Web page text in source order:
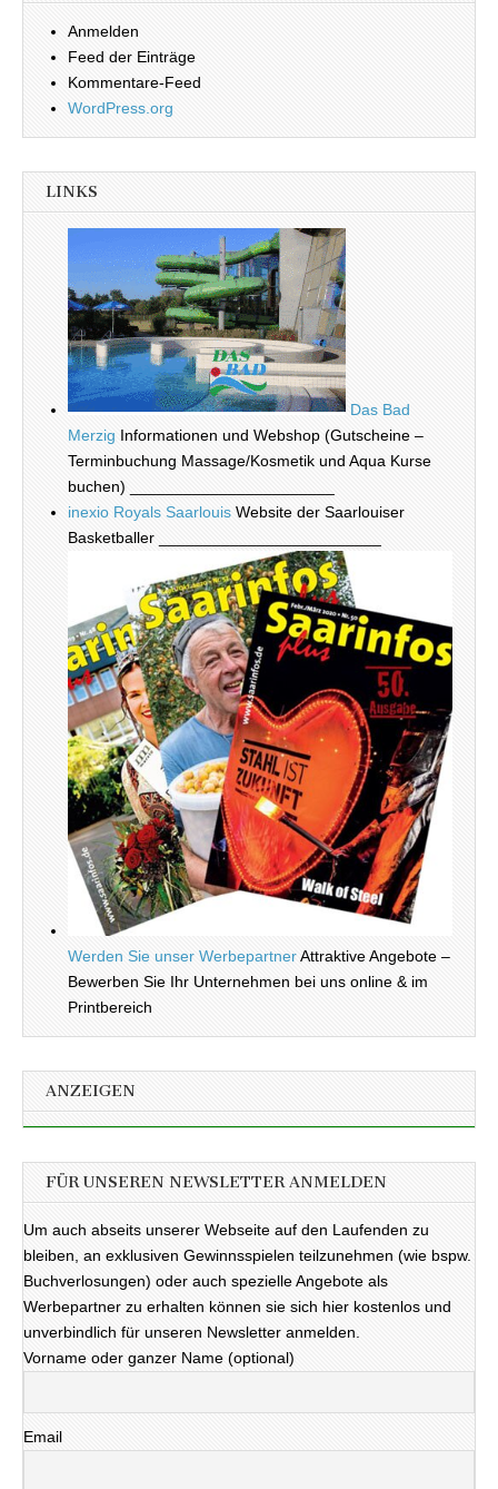
Anmelden
Feed der Einträge
Kommentare-Feed
WordPress.org
LINKS
Das Bad
Merzig Informationen und Webshop (Gutscheine –
Terminbuchung Massage/Kosmetik und Aqua Kurse
buchen) _______________________
inexio Royals Saarlouis Website der Saarlouiser
Basketballer _________________________
Werden Sie unser WerbepartnerAttraktive Angebote –
Bewerben Sie Ihr Unternehmen bei uns online & im
Printbereich
ANZEIGEN
FÜR UNSEREN NEWSLETTER ANMELDEN
Um auch abseits unserer Webseite auf den Laufenden zu
bleiben, an exklusiven Gewinnsspielen teilzunehmen (wie bspw.
Buchverlosungen) oder auch spezielle Angebote als
Werbepartner zu erhalten können sie sich hier kostenlos und
unverbindlich für unseren Newsletter anmelden.
Vorname oder ganzer Name (optional)
Email